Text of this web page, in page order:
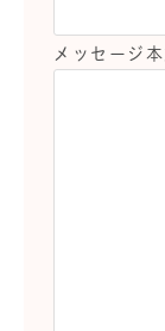
メッセージ本